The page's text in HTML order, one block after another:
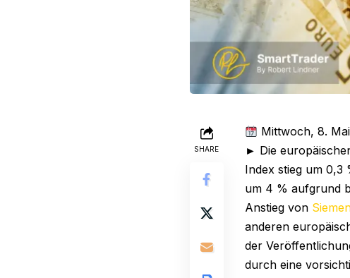
SHARE
Mittwoch, 8. Mai
► Die
Index stieg um 0,3
um 4 % aufgrund
Anstieg von
anderen
der
durch eine